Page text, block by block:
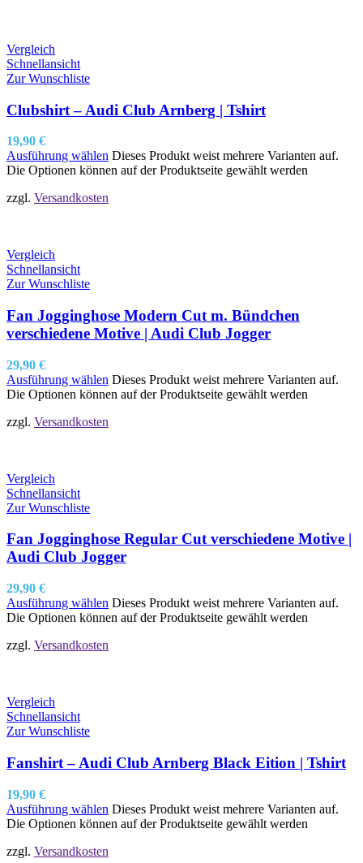
Vergleich
Schnellansicht
Zur Wunschliste
Clubshirt – Audi Club Arnberg | Tshirt
19,90 €
Ausführung wählen Dieses Produkt weist mehrere Varianten auf.
Die Optionen können auf der Produktseite gewählt werden
zzgl. Versandkosten
Vergleich
Schnellansicht
Zur Wunschliste
Fan Jogginghose Modern Cut m. Bündchen
verschiedene Motive | Audi Club Jogger
29,90 €
Ausführung wählen Dieses Produkt weist mehrere Varianten auf.
Die Optionen können auf der Produktseite gewählt werden
zzgl. Versandkosten
Vergleich
Schnellansicht
Zur Wunschliste
Fan Jogginghose Regular Cut verschiedene Motive |
Audi Club Jogger
29,90 €
Ausführung wählen Dieses Produkt weist mehrere Varianten auf.
Die Optionen können auf der Produktseite gewählt werden
zzgl. Versandkosten
Vergleich
Schnellansicht
Zur Wunschliste
Fanshirt – Audi Club Arnberg Black Eition | Tshirt
19,90 €
Ausführung wählen Dieses Produkt weist mehrere Varianten auf.
Die Optionen können auf der Produktseite gewählt werden
zzgl. Versandkosten